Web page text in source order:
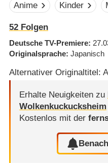
Anime Kinder
52Folgen
Deutsche TV-Premiere
Originalsprache Japanisch
Alternativer Originaltitel:
Erhalte Neuigkeiten zu
Wolkenkuckucksheim
Kostenlos mit der